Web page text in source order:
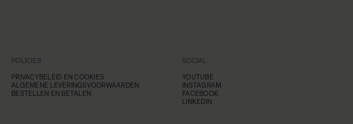
POLICIES
PRIVACYBELEID EN COOKIES
ALGEMENE LEVERINGSVOORWAARDEN
BESTELLEN EN BETALEN
SOCIAL
YOUTUBE
INSTAGRAM
FACEBOOK
LINKEDIN